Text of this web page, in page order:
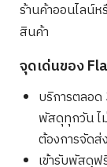
ร้านค้าออนไลน์
สินค้า
จุดเด่นของ
บริการตลอ
พัสดุทุกวัน ไ
ต้องการจัด
เข้ารับพัสดุ